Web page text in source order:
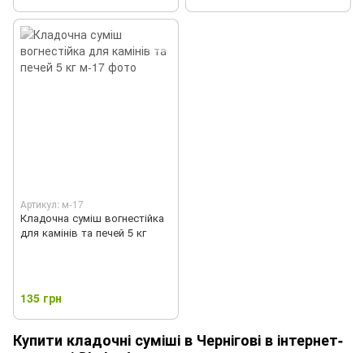
Артикул: м-17
Кладочна суміш вогнестійка
для камінів та печей 5 кг
135 грн
Купити кладочні суміші в Чернігові в інтернет-